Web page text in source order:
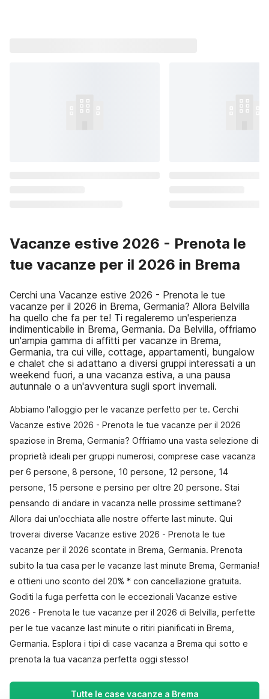
Vacanze estive 2026 - Prenota le
tue vacanze per il 2026 in Brema
Cerchi una Vacanze estive 2026 - Prenota le tue
vacanze per il 2026 in Brema, Germania? Allora Belvilla
ha quello che fa per te! Ti regaleremo un'esperienza
indimenticabile in Brema, Germania. Da Belvilla, offriamo
un'ampia gamma di affitti per vacanze in Brema,
Germania, tra cui ville, cottage, appartamenti, bungalow
e chalet che si adattano a diversi gruppi interessati a un
weekend fuori, a una vacanza estiva, a una pausa
autunnale o a un'avventura sugli sport invernali.
Abbiamo l'alloggio per le vacanze perfetto per te. Cerchi
Vacanze estive 2026 - Prenota le tue vacanze per il 2026
spaziose in Brema, Germania? Offriamo una vasta selezione di
proprietà ideali per gruppi numerosi, comprese case vacanza
per 6 persone, 8 persone, 10 persone, 12 persone, 14
persone, 15 persone e persino per oltre 20 persone. Stai
pensando di andare in vacanza nelle prossime settimane?
Allora dai un'occhiata alle nostre offerte last minute. Qui
troverai diverse Vacanze estive 2026 - Prenota le tue
vacanze per il 2026 scontate in Brema, Germania. Prenota
subito la tua casa per le vacanze last minute Brema, Germania!
e ottieni uno sconto del 20% * con cancellazione gratuita.
Goditi la fuga perfetta con le eccezionali Vacanze estive
2026 - Prenota le tue vacanze per il 2026 di Belvilla, perfette
per le tue vacanze last minute o ritiri pianificati in Brema,
Germania. Esplora i tipi di case vacanza a Brema qui sotto e
prenota la tua vacanza perfetta oggi stesso!
Tutte le case vacanze a Brema